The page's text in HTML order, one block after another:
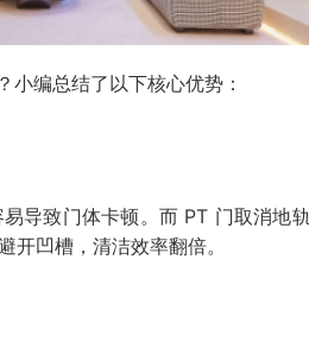
编总结了以下核心优势：
导致门体卡顿。而 PT 门取消地
凹槽，清洁效率翻倍。